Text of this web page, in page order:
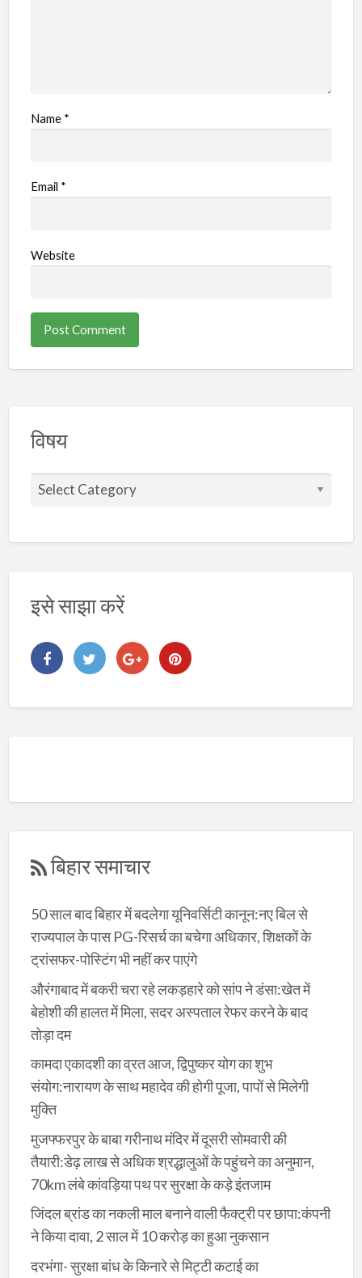
Name *
Email *
Website
विषय
इसे साझा करें
बिहार समाचार
50 साल बाद बिहार में बदलेगा यूनिवर्सिटी कानून:नए बिल से
राज्यपाल के पास PG-रिसर्च का बचेगा अधिकार, शिक्षकों के
ट्रांसफर-पोस्टिंग भी नहीं कर पाएंगे
औरंगाबाद में बकरी चरा रहे लकड़हारे को सांप ने डंसा:खेत में
बेहोशी की हालत में मिला, सदर अस्पताल रेफर करने के बाद
तोड़ा दम
कामदा एकादशी का व्रत आज, द्विपुष्कर योग का शुभ
संयोग:नारायण के साथ महादेव की होगी पूजा, पापों से मिलेगी
मुक्ति
मुजफ्फरपुर के बाबा गरीनाथ मंदिर में दूसरी सोमवारी की
तैयारी:डेढ़ लाख से अधिक श्रद्धालुओं के पहुंचने का अनुमान,
70km लंबे कांवड़िया पथ पर सुरक्षा के कड़े इंतजाम
जिंदल ब्रांड का नकली माल बनाने वाली फैक्ट्री पर छापा:कंपनी
ने किया दावा, 2 साल में 10 करोड़ का हुआ नुकसान
दरभंगा- सुरक्षा बांध के किनारे से मिट्टी कटाई का